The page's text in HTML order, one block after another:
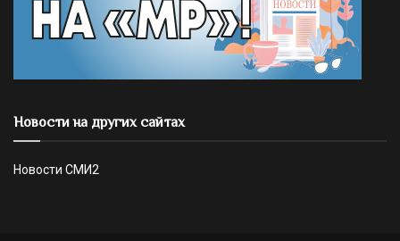
Новости на других сайтах
Новости СМИ2